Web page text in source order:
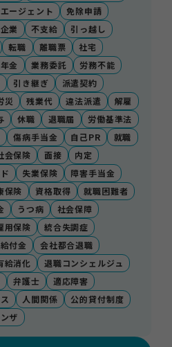
ージェント
免除申請
業 不支給
引っ越し
転職 離職票
社宅
金 業務委託
労務不能
引き継ぎ
派遣契約
災 残業代 違法派遣
解雇
休職 退職届
労働基準法
傷病手当金 自己PR
就職
会保険 面接
内定
失業保険
障害手当金
保険 資格取得
就職困難者
うつ病
社会保障
用保険
統合失調症
付金
会社都合退職
給消化
退職コンシェルジュ
弁護士
適応障害
人間関係
公的貸付制度
ザ